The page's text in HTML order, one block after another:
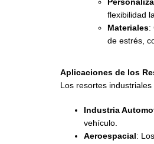
flexibilidad
Materiales:
de estrés,
Aplicaciones de los
Los resortes
Industria
vehículo.
Aeroespacial :